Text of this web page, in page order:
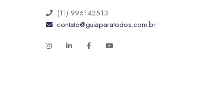
(11) 996142513
contato@guiaparatodos.com.br